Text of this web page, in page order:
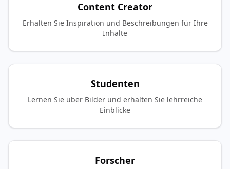
Content Creator
Erhalten Sie Inspiration und Beschreibungen für Ihre
Inhalte
Studenten
Lernen Sie über Bilder und erhalten Sie lehrreiche
Einblicke
Forscher